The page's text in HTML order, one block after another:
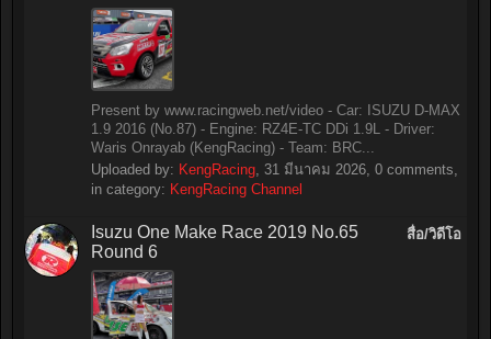
Present by www.racingweb.net/video - Car: ISUZU D-MAX
1.9 2016 (No.87) - Engine: RZ4E-TC DDi 1.9L - Driver:
Waris Onrayab (KengRacing) - Team: BRC...
Uploaded by: KengRacing, 31 มีนาคม 2026, 0 comments,
in category: KengRacing Channel
สื่อ/วิดีโอ
Isuzu One Make Race 2019 No.65
Round 6